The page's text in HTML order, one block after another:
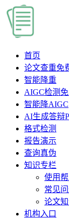
首页
论文查重免
智能降重
AIGC检测
智能降AIGC
AI生成答辩
格式检测
报告演示
查询真伪
知识专栏
使用
常见
论文
机构入口